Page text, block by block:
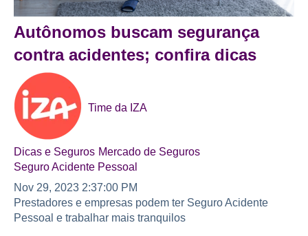
Autônomos buscam segurança
contra acidentes; confira dicas
Time da IZA
Dicas e Seguros Mercado de Seguros
Seguro Acidente Pessoal
Nov 29, 2023 2:37:00 PM
Prestadores e empresas podem ter Seguro Acidente
Pessoal e trabalhar mais tranquilos